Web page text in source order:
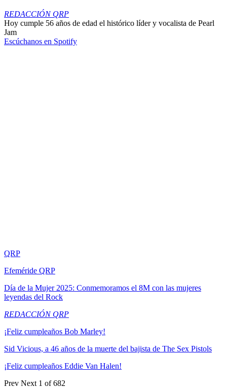
REDACCIÓN QRP
Hoy cumple 56 años de edad el histórico líder y vocalista de Pearl
Jam
Escúchanos en Spotify
QRP
Efeméride QRP
Día de la Mujer 2025: Conmemoramos el 8M con las mujeres
leyendas del Rock
REDACCIÓN QRP
¡Feliz cumpleaños Bob Marley!
Sid Vicious, a 46 años de la muerte del bajista de The Sex Pistols
¡Feliz cumpleaños Eddie Van Halen!
Prev Next 1 of 682